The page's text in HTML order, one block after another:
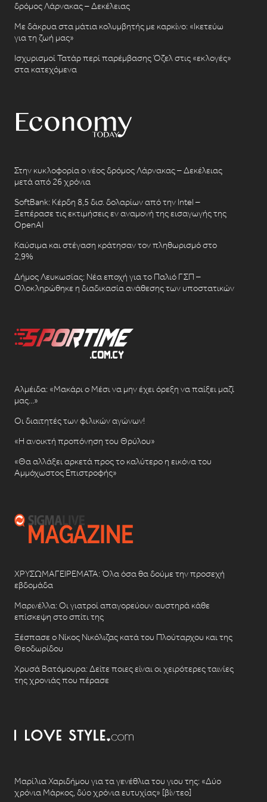
δρόμος Λάρνακας – Δεκέλειας
Με δάκρυα στα μάτια κολυμβητής με καρκίνο: «Ικετεύω
για τη ζωή μας»
Ισχυρισμοί Τατάρ περί παρέμβασης Όζελ στις «εκλογές»
στα κατεχόμενα
Στην κυκλοφορία ο νέος δρόμος Λάρνακας – Δεκέλειας
μετά από 26 χρόνια
SoftBank: Κέρδη 8,5 δισ. δολαρίων από την Intel –
Ξεπέρασε τις εκτιμήσεις εν αναμονή της εισαγωγής της
OpenAI
Καύσιμα και στέγαση κράτησαν τον πληθωρισμό στο
2,9%
Δήμος Λευκωσίας: Νέα εποχή για το Παλιό ΓΣΠ –
Ολοκληρώθηκε η διαδικασία ανάθεσης των υποστατικών
Αλμέιδα: «Μακάρι ο Μέσι να μην έχει όρεξη να παίξει μαζί
μας…»
Οι διαιτητές των φιλικών αγώνων!
«Η ανοικτή προπόνηση του Θρύλου»
«Θα αλλάξει αρκετά προς το καλύτερο η εικόνα του
Αμμόχωστος Επιστροφής»
ΧΡΥΣΩΜΑΓΕΙΡΕΜΑΤΑ: Όλα όσα θα δούμε την προσεχή
εβδομάδα
Μαρινέλλα: Οι γιατροί απαγορεύουν αυστηρά κάθε
επίσκεψη στο σπίτι της
Ξέσπασε ο Νίκος Νικόλιζας κατά του Πλούταρχου και της
Θεοδωρίδου
Χρυσά Βατόμουρα: Δείτε ποιες είναι οι χειρότερες ταινίες
της χρονιάς που πέρασε
Μαρίλια Χαριδήμου για τα γενέθλια του γιου της: «Δύο
χρόνια Μάρκος, δύο χρόνια ευτυχίας» [βίντεο]